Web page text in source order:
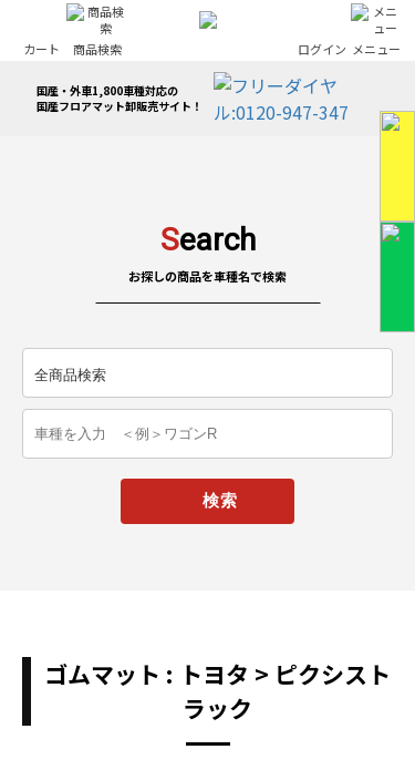
商品検索 ログイン
カート メニュー
国産・外車1,800車種対応の
国産フロアマット卸販売サイト！
Search
お探しの商品を車種名で検索
ゴムマット : トヨタ > ピクシスト
ラック